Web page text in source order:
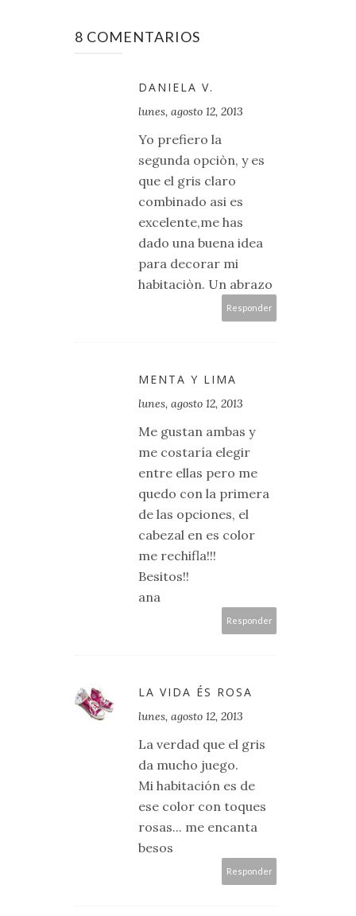
8 COMENTARIOS
DANIELA V.
lunes, agosto 12, 2013
Yo prefiero la
segunda opciòn, y es
que el gris claro
combinado asi es
excelente,me has
dado una buena idea
para decorar mi
habitaciòn. Un abrazo
Responder
MENTA Y LIMA
lunes, agosto 12, 2013
Me gustan ambas y
me costaría elegir
entre ellas pero me
quedo con la primera
de las opciones, el
cabezal en es color
me rechifla!!!
Besitos!!
ana
Responder
LA VIDA ÉS ROSA
lunes, agosto 12, 2013
La verdad que el gris
da mucho juego.
Mi habitación es de
ese color con toques
rosas... me encanta
besos
Responder